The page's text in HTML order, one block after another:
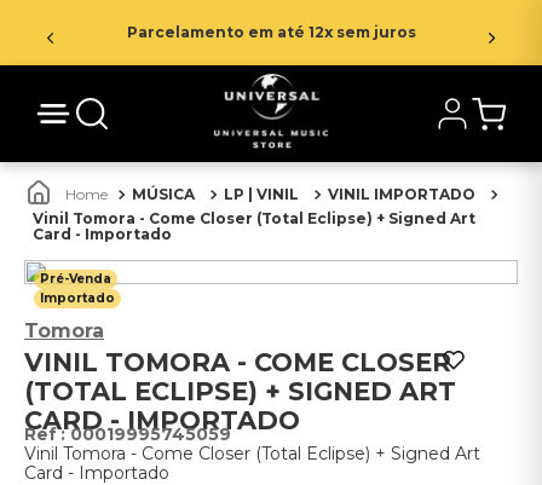
Parcelamento em até 12x sem juros
MÚSICA LP | VINIL
VINIL IMPORTADO
Vinil Tomora - Come Closer (Total Eclipse) + Signed Art
Card - Importado
Pré-Venda
Importado
Tomora
VINIL TOMORA - COME CLOSER
(TOTAL ECLIPSE) + SIGNED ART
CARD - IMPORTADO
:00019995745059
Vinil Tomora - Come Closer (Total Eclipse) + Signed Art
Card - Importado